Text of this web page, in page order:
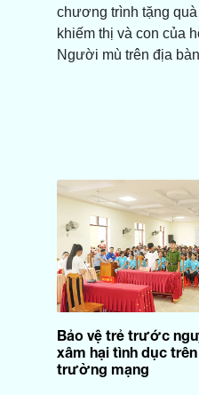
chương trình tặng quà
khiếm thị và con của
Người mù trên địa
Bảo vệ trẻ trước
xâm hại tình dục
trường mạng